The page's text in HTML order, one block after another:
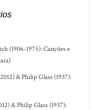
(1906-1975): Canções e
& Philip Glass (1937):
& Philip Glass (1937):